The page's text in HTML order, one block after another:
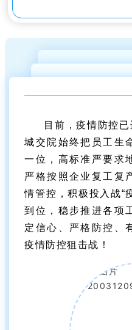
目前，疫情防控
城交院始终把员工生
一位，高标准严要求
严格按照企业复工复
情管控，积极投入战“
到位，稳步推进各项
定信心、严格防控、
疫情防控狙击战！